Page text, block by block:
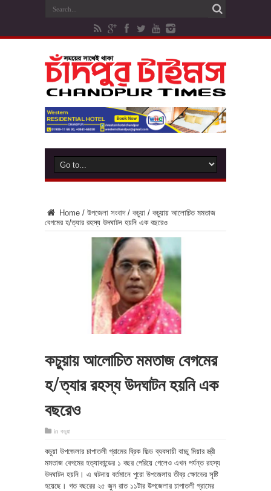
Home / উপজেলা সংবাদ / কচুয়া / কচুয়ায় আলোচিত মমতাজ
বেগমের হ/ত্যার রহস্য উদঘাটন হয়নি এক বছরেও
কচুয়ায় আলোচিত মমতাজ বেগমের
হ/ত্যার রহস্য উদঘাটন হয়নি এক
বছরেও
in কচুয়া
কচুয়া উপজেলার চাপাতলী গ্রামের ব্রিক ফিল্ড ব্যবসায়ী বাচ্চু মিয়ার স্ত্রী
মমতাজ বেগমের হত্যাকান্ডের ১ বছর পেরিয়ে গেলেও এখন পর্যন্ত রহস্য
উদঘাটন হয়নি। এ ঘটনায় বর্তমানে পুরো উপজেলায় তীব্র ক্ষোভের সৃষ্টি
হয়েছে। গত বছরের ২৫ জুন রাত ১১টার উপজেলার চাপাতলী গ্রামের